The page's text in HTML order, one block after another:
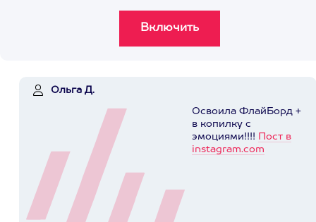
Ольга Д.
Освоила ФлайБорд +
в копилку с
эмоциями!!!! Пост в
instagram.com